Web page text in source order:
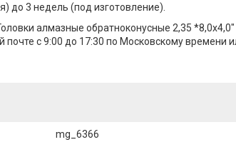
до 3 недель (под изготовление).
алмазные обратноконусные 2,35
почте с 9:00 до 17:30 по Московскому времени
mg_6366